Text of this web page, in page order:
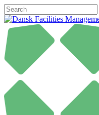
Skip
to
main
content
Close
Search